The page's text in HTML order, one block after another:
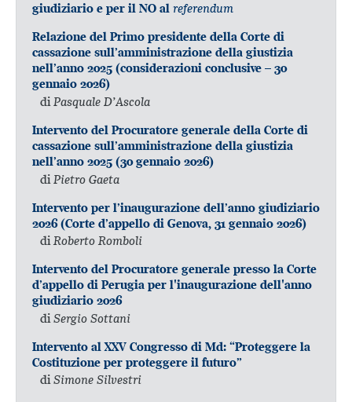
giudiziario e per il NO al referendum
Relazione del Primo presidente della Corte di
cassazione sull’amministrazione della giustizia
nell’anno 2025 (considerazioni conclusive – 30
gennaio 2026)
diPasquale D’Ascola
Intervento del Procuratore generale della Corte di
cassazione sull’amministrazione della giustizia
nell’anno 2025 (30 gennaio 2026)
di Pietro Gaeta
Intervento per l’inaugurazione dell’anno giudiziario
2026 (Corte d’appello di Genova, 31 gennaio 2026)
diRoberto Romboli
Intervento del Procuratore generale presso la Corte
d’appello di Perugia per l'inaugurazione dell'anno
giudiziario 2026
di Sergio Sottani
Intervento al XXV Congresso di Md: “Proteggere la
Costituzione per proteggere il futuro”
diSimone Silvestri